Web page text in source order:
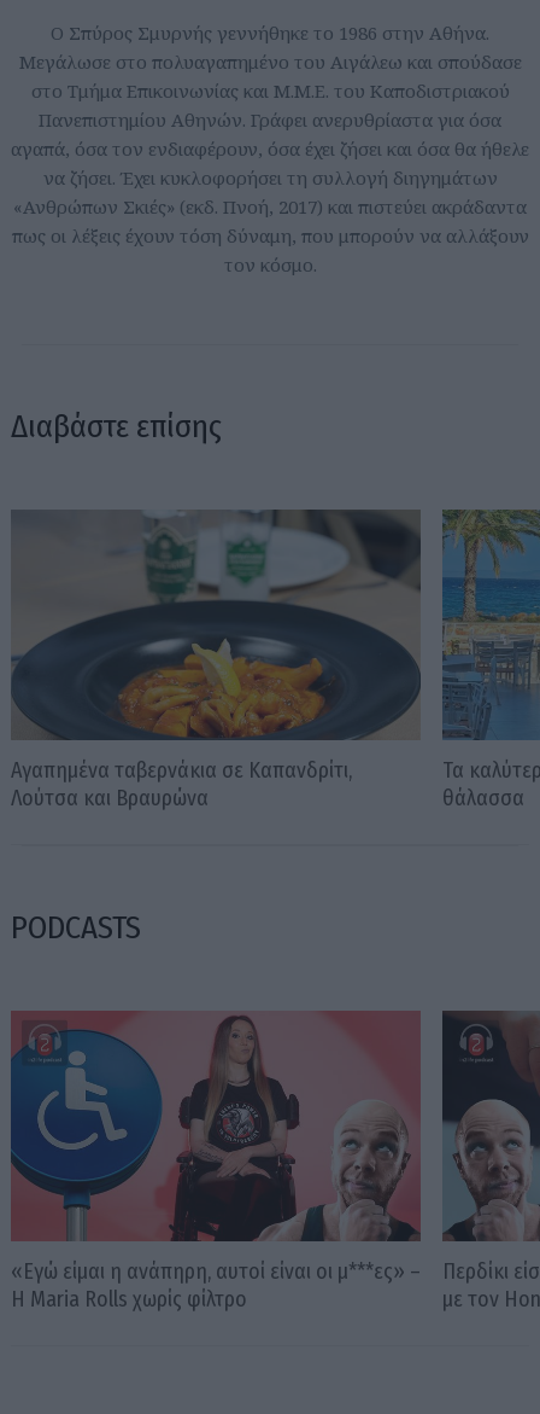
Ο Σπύρος Σμυρνής γεννήθηκε το 1986 στην Αθήνα.
Μεγάλωσε στο πολυαγαπημένο του Αιγάλεω και σπούδασε
στο Τμήμα Επικοινωνίας και Μ.Μ.Ε. του Καποδιστριακού
Πανεπιστημίου Αθηνών. Γράφει ανερυθρίαστα για όσα
αγαπά, όσα τον ενδιαφέρουν, όσα έχει ζήσει και όσα θα ήθελε
να ζήσει. Έχει κυκλοφορήσει τη συλλογή διηγημάτων
«Ανθρώπων Σκιές» (εκδ. Πνοή, 2017) και πιστεύει ακράδαντα
πως οι λέξεις έχουν τόση δύναμη, που μπορούν να αλλάξουν
τον κόσμο.
Διαβάστε επίσης
Αγαπημένα ταβερνάκια σε Καπανδρίτι,
Λούτσα και Βραυρώνα
Τα
θάλασσα
PODCASTS
«Εγώ είμαι η ανάπηρη, αυτοί είναι οι μ***ες» –
Η Maria Rolls χωρίς φίλτρο
Περδίκι
με τον